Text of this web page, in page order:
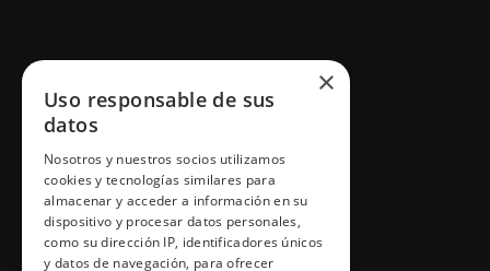
GRUPO ESNECA TV
Inicio
Información Legal
Política de Cookies
×
Uso responsable de sus
datos
Nosotros y nuestros socios utilizamos
cookies y tecnologías similares para
almacenar y acceder a información en su
dispositivo y procesar datos personales,
como su dirección IP, identificadores únicos
y datos de navegación, para ofrecer